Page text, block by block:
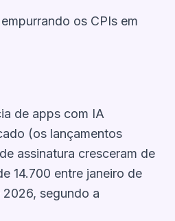
os CPIs em
de apps com IA
(os lançamentos
assinatura cresceram de
14.700 entre janeiro de
segundo a